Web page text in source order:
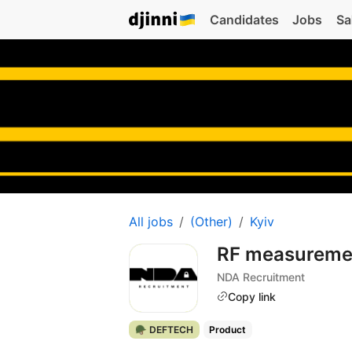
Candidates Jobs
All jobs (Other) Kyiv
RF
NDA Recruitment
Copy link
🪖 DEFTECH Product